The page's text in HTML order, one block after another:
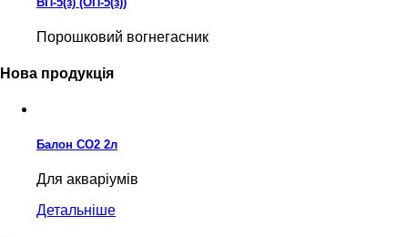
Порошковий вогнегасник
Нова продукція
Балон CO2 2л
Для акваріумів
Детальніше